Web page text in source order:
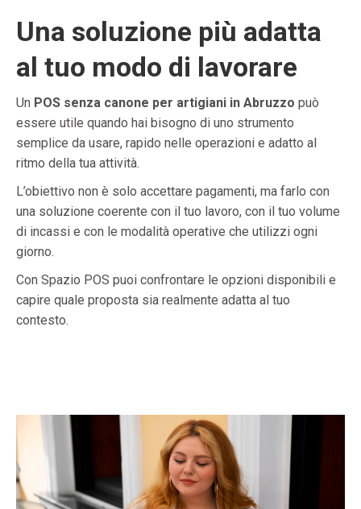
Una soluzione più adatta
al tuo modo di lavorare
Un POS senza canone per artigiani in Abruzzo può
essere utile quando hai bisogno di uno strumento
semplice da usare, rapido nelle operazioni e adatto al
ritmo della tua attività.
L’obiettivo non è solo accettare pagamenti, ma farlo con
una soluzione coerente con il tuo lavoro, con il tuo volume
di incassi e con le modalità operative che utilizzi ogni
giorno.
Con Spazio POS puoi confrontare le opzioni disponibili e
capire quale proposta sia realmente adatta al tuo
contesto.